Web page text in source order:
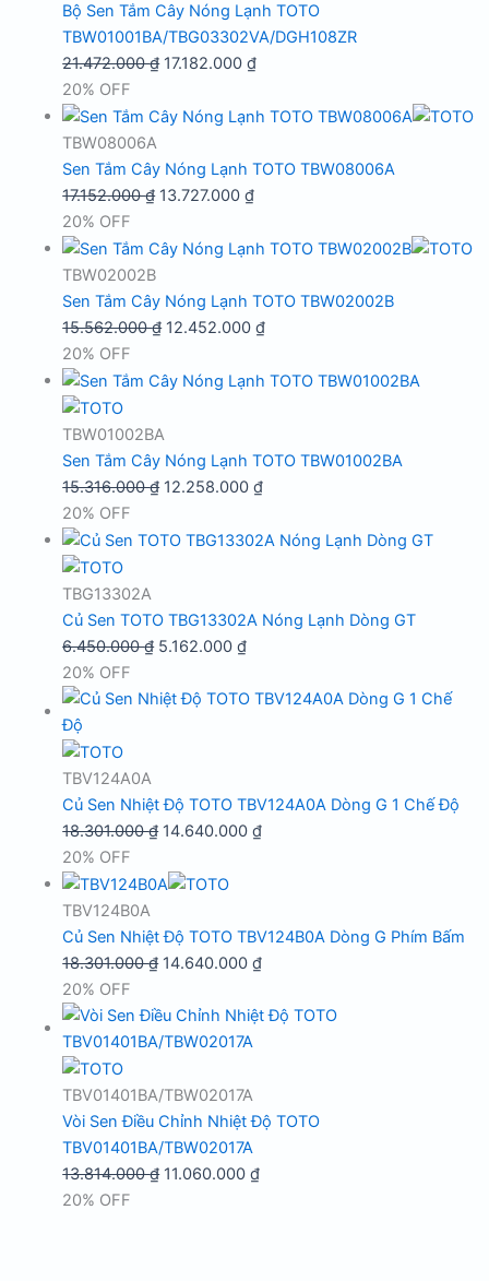
Bộ Sen Tắm Cây Nóng Lạnh TOTO
TBW01001BA/TBG03302VA/DGH108ZR
21.472.000₫ Giá
là:
17.182.000₫Giá
tại
17.182.000 ₫.
20% OFF
TBW08006A
Sen Tắm Cây Nóng Lạnh TOTO TBW08006A
17.152.000₫ Giá
là:
13.727.000₫Giá
tại
13.727.000 ₫.
20% OFF
TBW02002B
Sen Tắm Cây Nóng Lạnh TOTO TBW02002B
15.562.000₫ Giá
là:
12.452.000₫Giá
tại
20% OFF
TBW01002BA
Sen Tắm Cây Nóng Lạnh TOTO TBW01002BA
15.316.000₫ Giá
là:
12.258.000₫Giá
tại
20% OFF
TBG13302A
Củ Sen TOTO TBG13302A Nóng Lạnh Dòng GT
6.450.000₫ Giá
là:
5.162.000₫Giá
tại
20% OFF
TBV124A0A
Củ Sen Nhiệt Độ TOTO TBV124A0A Dòng G 1 Chế Độ
18.301.000₫ Giá
là:
14.640.000₫Giá
14.640.000 ₫.
20% OFF
TBV124B0A
Củ Sen Nhiệt Độ TOTO TBV124B0A Dòng G Phím Bấm
18.301.000₫ Giá
là:
18.301.000 ₫.
14.640.000₫Giá
tại
20% OFF
TBV01401BA/TBW02017A
Vòi Sen Điều Chỉnh Nhiệt Độ TOTO
TBV01401BA/TBW02017A
13.814.000₫ Giá
11.060.000₫Giá
20% OFF